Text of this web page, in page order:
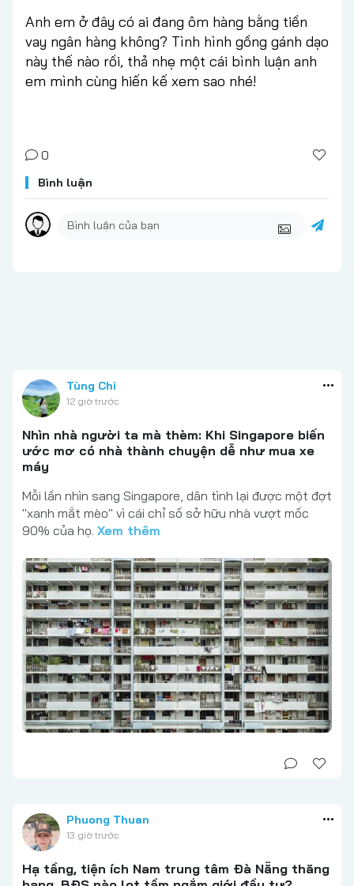
Anh em ở đây có ai đang ôm hàng bằng tiền
vay ngân hàng không? Tình hình gồng gánh dạo
này thế nào rồi, thả nhẹ một cái bình luận anh
em mình cùng hiến kế xem sao nhé!
0
Bình luận
Tùng Chi
12 giờ trước
Nhìn nhà người ta mà thèm: Khi Singapore biến
ước mơ có nhà thành chuyện dễ như mua xe
máy
Mỗi lần nhìn sang Singapore, dân tình lại được một đợt
"xanh mắt mèo" vì cái chỉ số sở hữu nhà vượt mốc
90% của họ. Xem thêm
Phuong Thuan
13 giờ trước
Hạ tầng, tiện ích Nam trung tâm Đà Nẵng thăng